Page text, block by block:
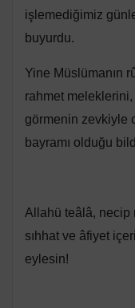
işlemediğimiz
buyurdu.
Yine Müslümanın
rahmet
görmenin zevkiyle
bayramı olduğu
Allahü teâlâ, necip
sıhhat ve âfiyet
eylesin!